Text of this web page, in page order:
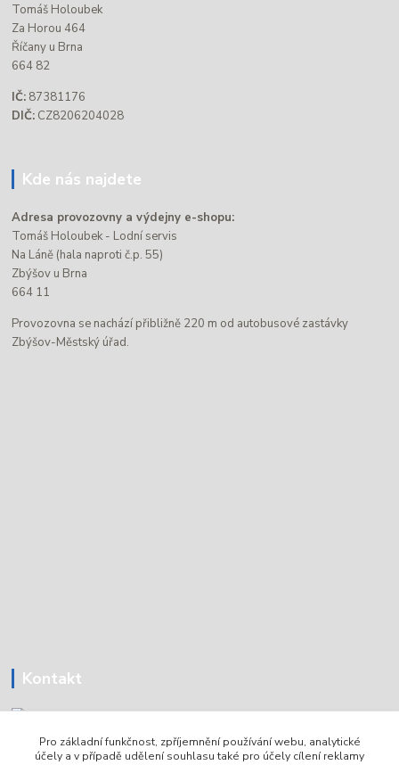
Tomáš Holoubek
Za Horou 464
Říčany u Brna
664 82
IČ: 87381176
DIČ: CZ8206204028
Kde nás najdete
Adresa provozovny a výdejny e-shopu:
Tomáš Holoubek - Lodní servis
Na Láně (hala naproti č.p. 55)
Zbýšov u Brna
664 11
Provozovna se nachází přibližně 220 m od autobusové zastávky
Zbýšov-Městský úřad.
Kontakt
Tomáš Holoubek
Pro základní funkčnost, zpříjemnění používání webu, analytické
účely a v případě udělení souhlasu také pro účely cílení reklamy